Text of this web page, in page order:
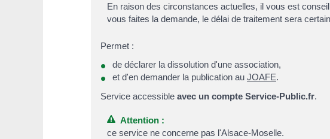
En raison des circonstances actuelles, il vous est
vous faites la demande, le délai de traitement sera
Permet :
de déclarer la dissolution d'une association,
et d'en demander la publication au JOAFE.
Service accessible avec un compte Service-Public.fr.
Attention :
ce service ne concerne pas l'Alsace-Moselle.